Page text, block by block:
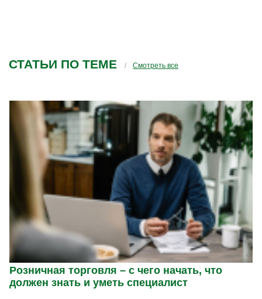
СТАТЬИ ПО ТЕМЕ Смотреть все
Розничная торговля – с чего начать, что
должен знать и уметь специалист